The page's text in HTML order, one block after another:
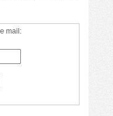
mail: